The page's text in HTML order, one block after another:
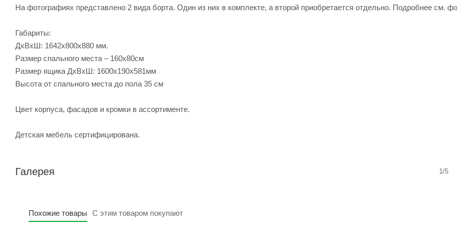
На фотографиях представлено 2 вида борта. Один из них в комплекте, а второй приобретается отдельно. Подробнее см.
Габариты:
ДхВхШ: 1642x800x880 мм.
Размер спального места – 160х80см
Размер ящика ДхВхШ: 1600х190х581мм
Высота от спального места до пола 35 см
Цвет корпуса, фасадов и кромки в ассортименте.
Детская мебель сертифицирована.
Галерея 1/5
Похожие товары С этим товаром покупают